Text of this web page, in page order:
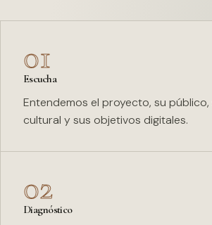
01
Escucha
Entendemos el proyecto, su
cultural y sus objetivos digitales.
02
Diagnóstico